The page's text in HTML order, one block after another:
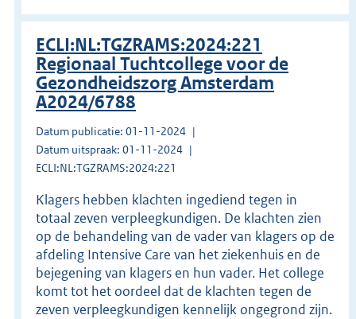
ECLI:NL:TGZRAMS:2024:221
Regionaal Tuchtcollege voor de
Gezondheidszorg Amsterdam
A2024/6788
Datum publicatie: 01-11-2024
Datum uitspraak: 01-11-2024
ECLI:NL:TGZRAMS:2024:221
Klagers hebben klachten ingediend tegen in
totaal zeven verpleegkundigen. De klachten zien
op de behandeling van de vader van klagers op de
afdeling Intensive Care van het ziekenhuis en de
bejegening van klagers en hun vader. Het college
komt tot het oordeel dat de klachten tegen de
zeven verpleegkundigen kennelijk ongegrond zijn.